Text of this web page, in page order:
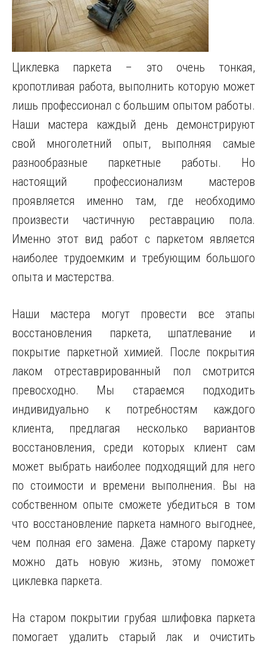
Циклевка паркета – это очень тонкая,
кропотливая работа, выполнить которую может
лишь профессионал с большим опытом работы.
Наши мастера каждый день демонстрируют
свой многолетний опыт, выполняя самые
разнообразные паркетные работы. Но
настоящий профессионализм мастеров
проявляется именно там, где необходимо
произвести частичную реставрацию пола.
Именно этот вид работ с паркетом является
наиболее трудоемким и требующим большого
опыта и мастерства.
Наши мастера могут провести все этапы
восстановления паркета, шпатлевание и
покрытие паркетной химией. После покрытия
лаком отреставрированный пол смотрится
превосходно. Мы стараемся подходить
индивидуально к потребностям каждого
клиента, предлагая несколько вариантов
восстановления, среди которых клиент сам
может выбрать наиболее подходящий для него
по стоимости и времени выполнения. Вы на
собственном опыте сможете убедиться в том
что восстановление паркета намного выгоднее,
чем полная его замена. Даже старому паркету
можно дать новую жизнь, этому поможет
циклевка паркета.
На старом покрытии грубая шлифовка паркета
помогает удалить старый лак и очистить